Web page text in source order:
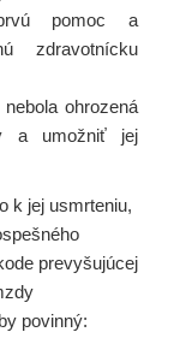
pomoc a
zdravotnícku
ohrozená
a umožniť jej
k jej usmrteniu,
prevyšujúcej
povinný: